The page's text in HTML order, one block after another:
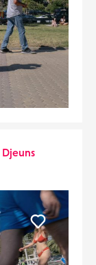
Djeuns